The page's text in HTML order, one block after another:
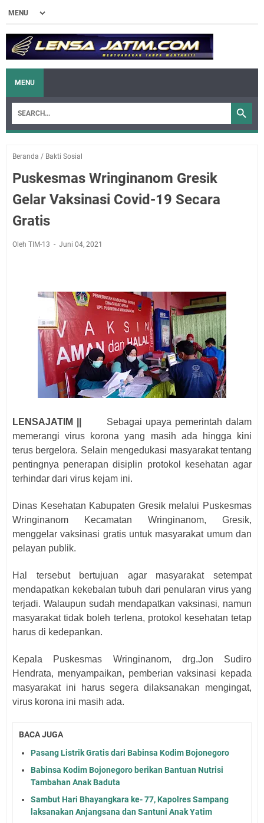
MENU
Beranda / Bakti Sosial
Puskesmas Wringinanom Gresik
Gelar Vaksinasi Covid-19 Secara
Gratis
Oleh TIM-13 Juni 04, 2021
LENSAJATIM ||
Sebagai upaya pemerintah dalam
memerangi virus korona yang masih ada hingga kini
terus bergelora. Selain mengedukasi masyarakat tentang
pentingnya penerapan disiplin protokol kesehatan agar
terhindar dari virus kejam ini.
Dinas Kesehatan Kabupaten Gresik melalui Puskesmas
Wringinanom Kecamatan Wringinanom, Gresik,
menggelar vaksinasi gratis untuk masyarakat umum dan
pelayan publik.
Hal tersebut bertujuan agar masyarakat setempat
mendapatkan kekebalan tubuh dari penularan virus yang
terjadi. Walaupun sudah mendapatkan vaksinasi, namun
masyarakat tidak boleh terlena, protokol kesehatan tetap
harus di kedepankan.
Kepala Puskesmas Wringinanom, drg.Jon Sudiro
Hendrata, menyampaikan, pemberian vaksinasi kepada
masyarakat ini harus segera dilaksanakan mengingat,
virus korona ini masih ada.
BACA JUGA
Pasang Listrik Gratis dari Babinsa Kodim Bojonegoro
Babinsa Kodim Bojonegoro berikan Bantuan Nutrisi
Tambahan Anak Baduta
Sambut Hari Bhayangkara ke- 77, Kapolres Sampang
laksanakan Anjangsana dan Santuni Anak Yatim